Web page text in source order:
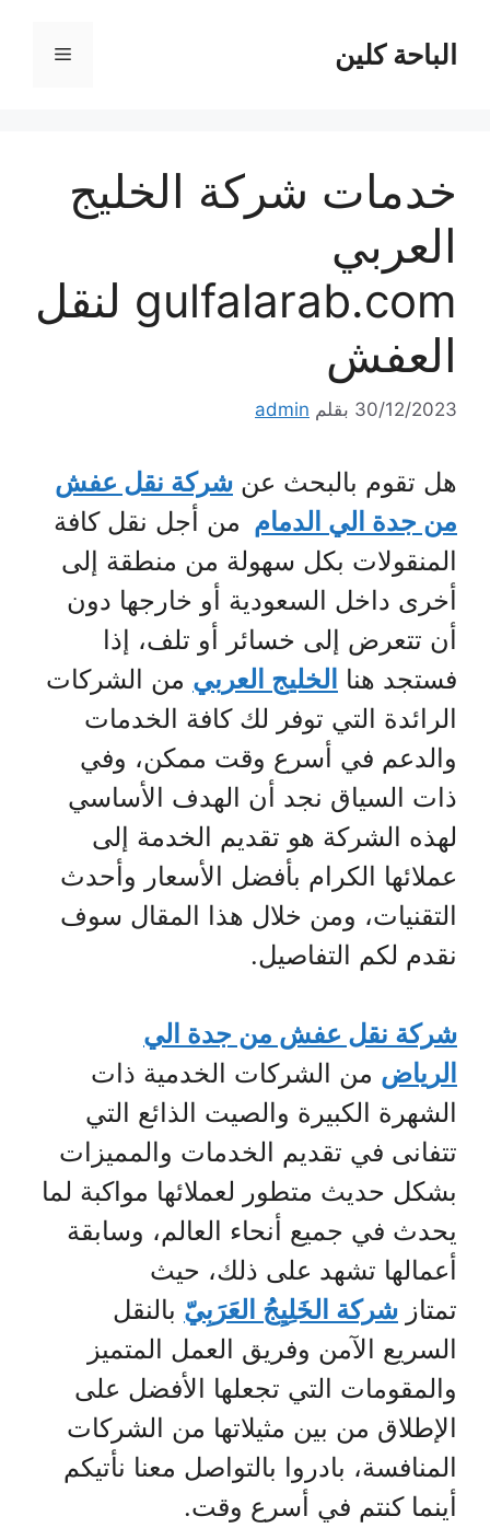
المحتوىالباحة كلين القائمة
خدمات شركة الخليج
العربي
gulfalarab.com لنقل
العفش
30/12/2023 بقلم admin
هل تقوم بالبحث عن شركة نقل عفش
من جدة الي الدمام من أجل نقل كافة
المنقولات بكل سهولة من منطقة إلى
أخرى داخل السعودية أو خارجها دون
أن تتعرض إلى خسائر أو تلف، إذا
فستجد هنا الخليج العربي من الشركات
الرائدة التي توفر لك كافة الخدمات
والدعم في أسرع وقت ممكن، وفي
ذات السياق نجد أن الهدف الأساسي
لهذه الشركة هو تقديم الخدمة إلى
عملائها الكرام بأفضل الأسعار وأحدث
التقنيات، ومن خلال هذا المقال سوف
نقدم لكم التفاصيل.
شركة نقل عفش من جدة الي
الرياض من الشركات الخدمية ذات
الشهرة الكبيرة والصيت الذائع التي
تتفانى في تقديم الخدمات والمميزات
بشكل حديث متطور لعملائها مواكبة لما
يحدث في جميع أنحاء العالم، وسابقة
أعمالها تشهد على ذلك، حيث
تمتاز شركة الخَلِيِجُ العَرَبِيّ بالنقل
السريع الآمن وفريق العمل المتميز
والمقومات التي تجعلها الأفضل على
الإطلاق من بين مثيلاتها من الشركات
المنافسة، بادروا بالتواصل معنا نأتيكم
أينما كنتم في أسرع وقت.